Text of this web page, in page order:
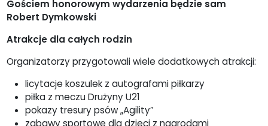
Gościem honorowym wydarzenia będzie sam
Robert Dymkowski
Atrakcje dla całych rodzin
Organizatorzy przygotowali wiele dodatkowych atrakcji:
licytacje koszulek z autografami piłkarzy
piłka z meczu Drużyny U21
pokazy tresury psów „Agility”
zabawy sportowe dla dzieci z nagrodami